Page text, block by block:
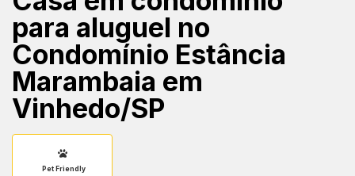
para aluguel no
Condomínio Estância
Marambaia em
Vinhedo/SP
Pet Friendly